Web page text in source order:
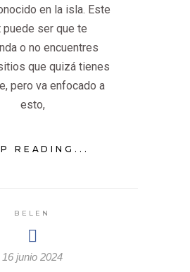
en la isla. Este
ser que te
o no encuentres
que quizá tienes
pero va enfocado a
esto,
READING...
BELEN
16 junio 2024